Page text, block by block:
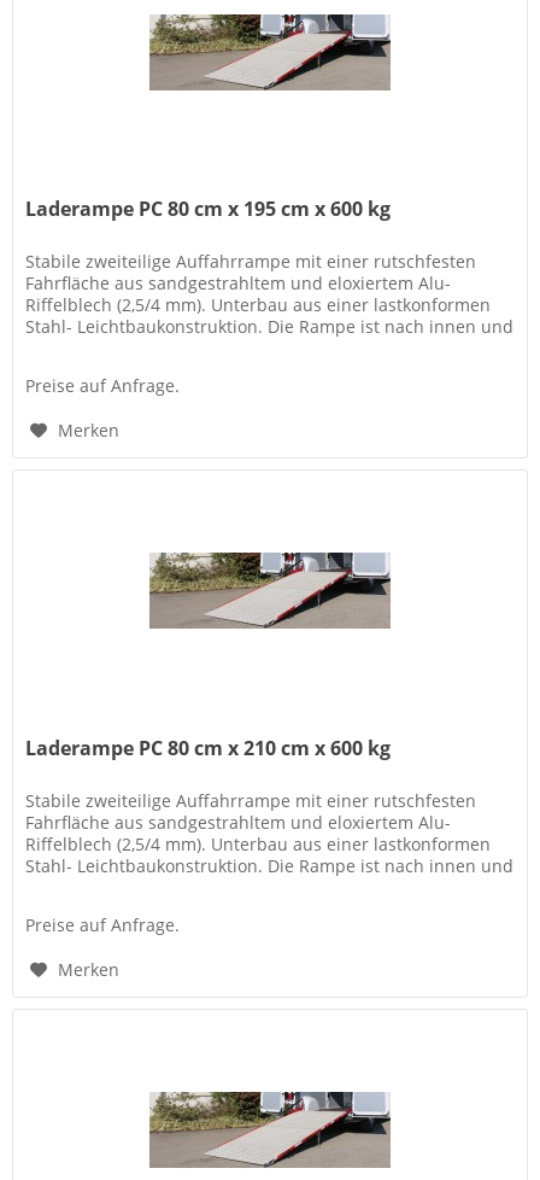
Laderampe PC 80 cm x 195 cm x 600 kg
Stabile zweiteilige Auffahrrampe mit einer rutschfesten
Fahrfläche aus sandgestrahltem und eloxiertem Alu-
Riffelblech (2,5/4 mm). Unterbau aus einer lastkonformen
Stahl- Leichtbaukonstruktion. Die Rampe ist nach innen und
Preise auf Anfrage.
Merken
Laderampe PC 80 cm x 210 cm x 600 kg
Stabile zweiteilige Auffahrrampe mit einer rutschfesten
Fahrfläche aus sandgestrahltem und eloxiertem Alu-
Riffelblech (2,5/4 mm). Unterbau aus einer lastkonformen
Stahl- Leichtbaukonstruktion. Die Rampe ist nach innen und
Preise auf Anfrage.
Merken